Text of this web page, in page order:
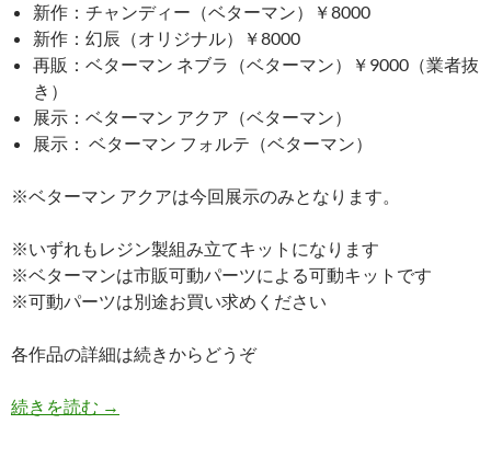
新作：チャンディー（ベターマン）￥8000
新作：幻辰（オリジナル）￥8000
再販：ベターマン ネブラ（ベターマン）￥9000（業者抜
き）
展示：ベターマン アクア（ベターマン）
展示： ベターマン フォルテ（ベターマン）
※ベターマン アクアは今回展示のみとなります。
※いずれもレジン製組み立てキットになります
※ベターマンは市販可動パーツによる可動キットです
※可動パーツは別途お買い求めください
各作品の詳細は続きからどうぞ
続きを読む WF2019冬情報！！
→